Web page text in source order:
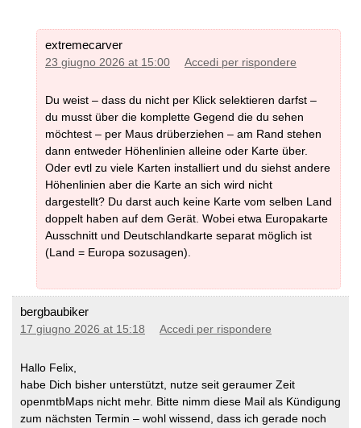
extremecarver
23 giugno 2026 at 15:00 Accedi per rispondere
Du weist – dass du nicht per Klick selektieren darfst –
du musst über die komplette Gegend die du sehen
möchtest – per Maus drüberziehen – am Rand stehen
dann entweder Höhenlinien alleine oder Karte über.
Oder evtl zu viele Karten installiert und du siehst andere
Höhenlinien aber die Karte an sich wird nicht
dargestellt? Du darst auch keine Karte vom selben Land
doppelt haben auf dem Gerät. Wobei etwa Europakarte
Ausschnitt und Deutschlandkarte separat möglich ist
(Land = Europa sozusagen).
bergbaubiker
17 giugno 2026 at 15:18 Accedi per rispondere
Hallo Felix,
habe Dich bisher unterstützt, nutze seit geraumer Zeit
openmtbMaps nicht mehr. Bitte nimm diese Mail als Kündigung
zum nächsten Termin – wohl wissend, dass ich gerade noch